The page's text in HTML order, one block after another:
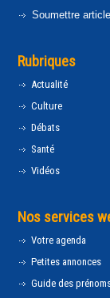
Soumettre article
Rubriques
Actualité
Culture
Débats
Santé
Vidéos
Nos services
Votre agenda
Petites annonces
Guide des